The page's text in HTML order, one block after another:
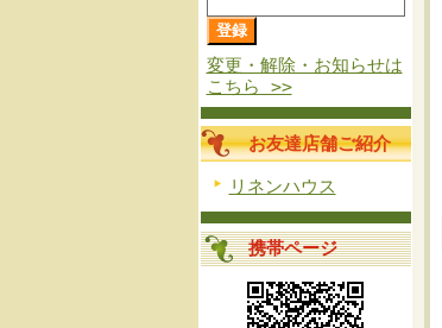
変更・解除・お知らせは
こちら >>
お友達店舗ご紹介
リネンハウス
携帯ページ